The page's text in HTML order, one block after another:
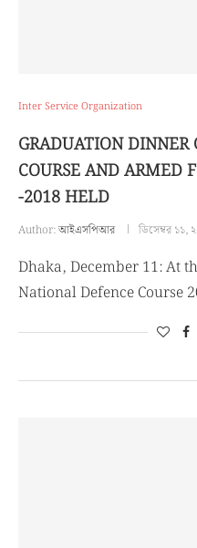
Inter Service Organization
GRADUATION
COURSE AND ARMED
-2018 HELD
Author:আইএসপিআর ডিসেম্বর ১১,
Dhaka, December 11: At
National Defence Course